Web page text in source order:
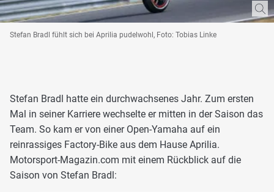
Stefan Bradl fühlt sich bei Aprilia pudelwohl, Foto: Tobias Linke
Stefan Bradl hatte ein durchwachsenes Jahr. Zum ersten
Mal in seiner Karriere wechselte er mitten in der Saison das
Team. So kam er von einer Open-Yamaha auf ein
reinrassiges Factory-Bike aus dem Hause Aprilia.
Motorsport-Magazin.com mit einem Rückblick auf die
Saison von Stefan Bradl: